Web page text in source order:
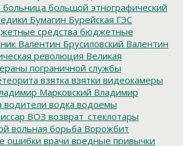
больница большой этнографический
Бумагин Бурейская ГЭС
средства бюджетные
Валентин Брусиловский Валентин
революция Великая
пограничной службы
взятка взятки видеокамеры
Марковский Владимир
водители водка водоемы
ВОЗ возврат_стеклотары
вольная борьба Ворожбит
ошибки врачи вредные привычки